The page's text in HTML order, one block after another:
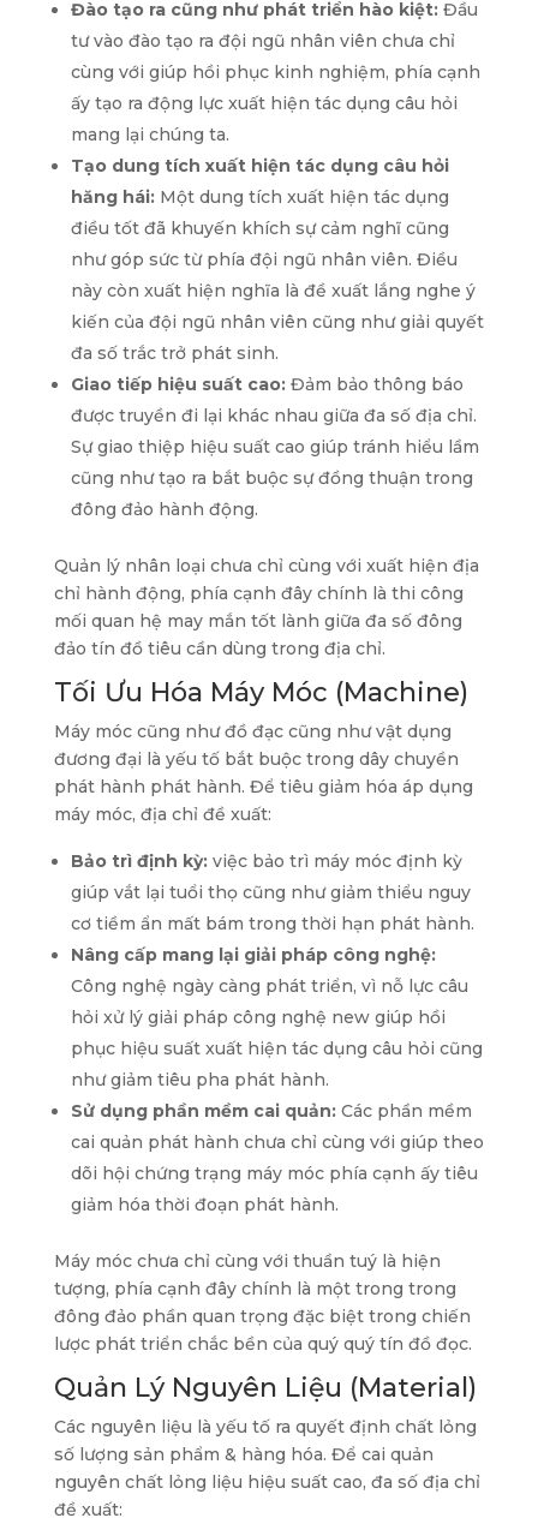
Đào tạo ra cũng như phát triển hào kiệt:Đầu
tư vào đào tạo ra đội ngũ nhân viên chưa chỉ
cùng với giúp hồi phục kinh nghiệm, phía cạnh
ấy tạo ra động lực xuất hiện tác dụng câu hỏi
mang lại chúng ta.
Tạo dung tích xuất hiện tác dụng câu hỏi
hăng hái:Một dung tích xuất hiện tác dụng
điều tốt đã khuyến khích sự cảm nghĩ cũng
như góp sức từ phía đội ngũ nhân viên. Điều
này còn xuất hiện nghĩa là đề xuất lắng nghe ý
kiến của đội ngũ nhân viên cũng như giải quyết
đa số trắc trở phát sinh.
Giao tiếp hiệu suất cao:Đảm bảo thông báo
được truyền đi lại khác nhau giữa đa số địa chỉ.
Sự giao thiệp hiệu suất cao giúp tránh hiểu lầm
cũng như tạo ra bắt buộc sự đồng thuận trong
đông đảo hành động.
Quản lý nhân loại chưa chỉ cùng với xuất hiện địa
chỉ hành động, phía cạnh đây chính là thi công
mối quan hệ may mắn tốt lành giữa đa số đông
đảo tín đồ tiêu cần dùng trong địa chỉ.
Tối Ưu Hóa Máy Móc (Machine)
Máy móc cũng như đồ đạc cũng như vật dụng
đương đại là yếu tố bắt buộc trong dây chuyền
phát hành phát hành. Để tiêu giảm hóa áp dụng
máy móc, địa chỉ đề xuất:
Bảo trì định kỳ:việc bảo trì máy móc định kỳ
giúp vắt lại tuổi thọ cũng như giảm thiểu nguy
cơ tiềm ẩn mất bám trong thời hạn phát hành.
Nâng cấp mang lại giải pháp công nghệ:
Công nghệ ngày càng phát triển, vì nỗ lực câu
hỏi xử lý giải pháp công nghệ new giúp hồi
phục hiệu suất xuất hiện tác dụng câu hỏi cũng
như giảm tiêu pha phát hành.
Sử dụng phần mềm cai quản:Các phần mềm
cai quản phát hành chưa chỉ cùng với giúp theo
dõi hội chứng trạng máy móc phía cạnh ấy tiêu
giảm hóa thời đoạn phát hành.
Máy móc chưa chỉ cùng với thuần tuý là hiện
tượng, phía cạnh đây chính là một trong trong
đông đảo phần quan trọng đặc biệt trong chiến
lược phát triển chắc bền của quý quý tín đồ đọc.
Quản Lý Nguyên Liệu (Material)
Các nguyên liệu là yếu tố ra quyết định chất lỏng
số lượng sản phẩm & hàng hóa. Để cai quản
nguyên chất lỏng liệu hiệu suất cao, đa số địa chỉ
đề xuất: